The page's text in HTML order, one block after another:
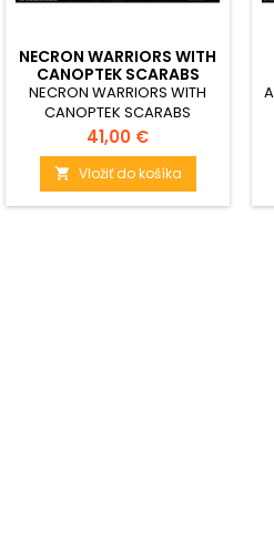
NECRON WARRIORS WITH
CANOPTEK SCARABS
NECRON WARRIORS WITH
CANOPTEK SCARABS
Cena
41,00 €
 Vložiť do košíka